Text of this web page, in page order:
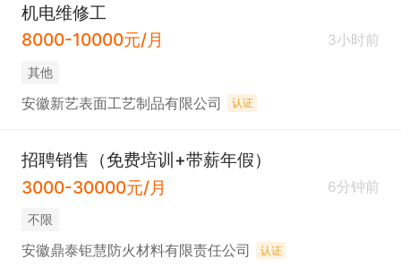
机电维修工
8000-10000元/月
3小时前
其他
安徽新艺表面工艺制品有限公司 认证
招聘销售（免费培训+带薪年假）
3000-30000元/月
6分钟前
不限
安徽鼎泰钜慧防火材料有限责任公司 认证